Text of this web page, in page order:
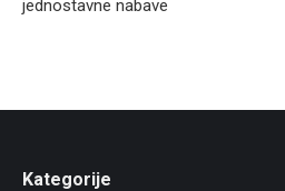
jednostavne nabave
Kategorije